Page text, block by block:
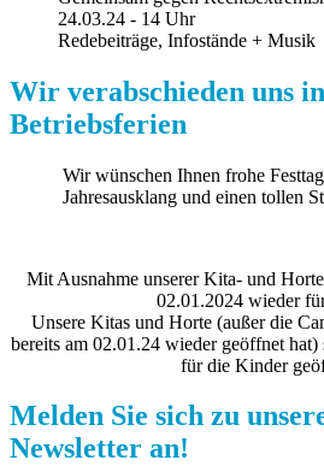
24.03.24 - 14 Uhr
Redebeiträge, Infostände + Musik
Wir verabschieden uns
Betriebsferien
Wir wünschen Ihnen frohe
Jahresausklang und einen tollen
Mit Ausnahme unserer Kita- und
02.01.2024 wieder
Unsere Kitas und Horte (außer die
bereits am 02.01.24 wieder geöffnet
für die Kinder
Melden Sie sich zu
Newsletter an!